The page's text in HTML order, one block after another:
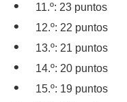
11.º: 23 puntos
12.º: 22 puntos
13.º: 21 puntos
14.º: 20 puntos
15.º: 19 puntos